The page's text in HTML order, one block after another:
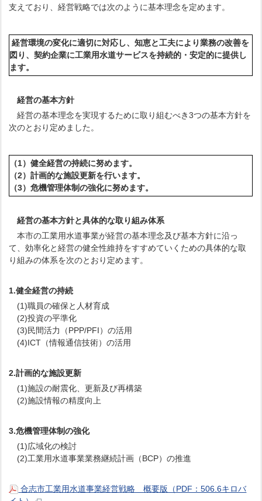
支えており、経営戦略では次のように基本理念を定めます。
経営環境の変化に適切に対応し、知恵と工夫により業務の改善を
図り、契約企業に工業用水道サービスを持続的・安定的に提供し
ます。
経営の基本方針
経営の基本理念を実現するために取り組むべき3つの基本方針を
次のとおり定めました。
（1）健全経営の持続に努めます。
（2）計画的な施設更新を行います。
（3）危機管理体制の強化に努めます。
経営の基本方針と具体的な取り組み体系
本市の工業用水道事業が経営の基本理念及び基本方針に沿っ
て、効率化と経営の健全性維持をすすめていくための具体的な取
り組みの体系を次のとおり定めます。
1.健全経営の持続
(1)職員の確保と人材育成
(2)投資の平準化
(3)民間活力（PPP/PFI）の活用
(4)ICT（情報通信技術）の活用
2.計画的な施設更新
(1)施設の耐震化、更新及び再構築
(2)施設情報の精度向上
3.危機管理体制の強化
(1)広域化の検討
(2)工業用水道事業業務継続計画（BCP）の推進
合志市工業用水道事業経営戦略 概要版（PDF：506.6キロバ